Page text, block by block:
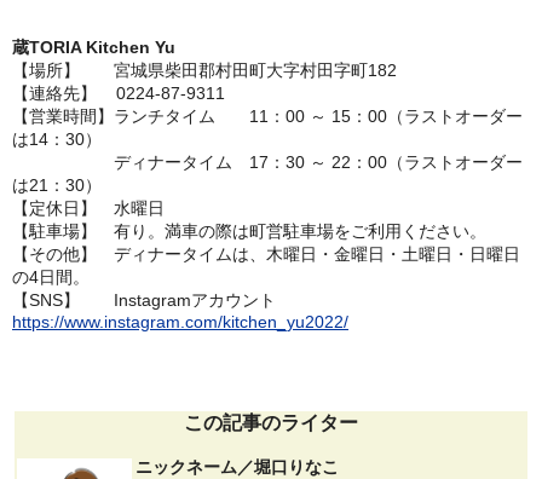
蔵TORIA Kitchen Yu
【場所】 宮城県柴田郡村田町大字村田字町182
【連絡先】 0224-87-9311
【営業時間】ランチタイム 11：00 ～ 15：00（ラストオーダー
は14：30）
ディナータイム 17：30 ～ 22：00（ラストオーダー
は21：30）
【定休日】 水曜日
【駐車場】 有り。満車の際は町営駐車場をご利用ください。
【その他】 ディナータイムは、木曜日・金曜日・土曜日・日曜日
の4日間。
【SNS】 Instagramアカウント
https://www.instagram.com/kitchen_yu2022/
この記事のライター
ニックネーム／堀口りなこ